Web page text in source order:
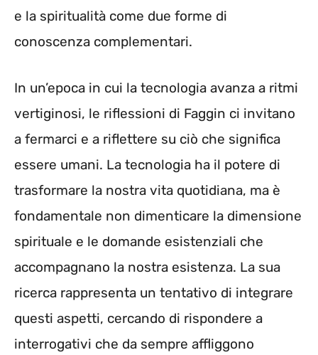
e la spiritualità come due forme di
conoscenza complementari.
In un’epoca in cui la tecnologia avanza a ritmi
vertiginosi, le riflessioni di Faggin ci invitano
a fermarci e a riflettere su ciò che significa
essere umani. La tecnologia ha il potere di
trasformare la nostra vita quotidiana, ma è
fondamentale non dimenticare la dimensione
spirituale e le domande esistenziali che
accompagnano la nostra esistenza. La sua
ricerca rappresenta un tentativo di integrare
questi aspetti, cercando di rispondere a
interrogativi che da sempre affliggono